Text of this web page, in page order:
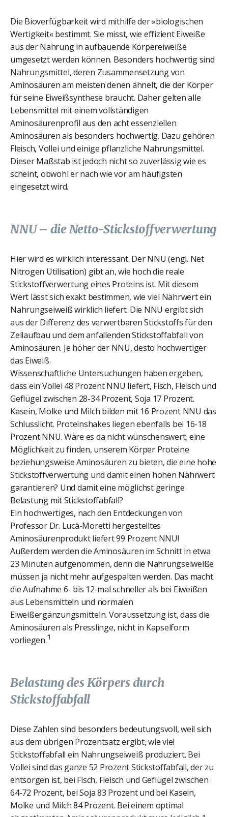
Die Bioverfügbarkeit wird mithilfe der »biologischen
Wertigkeit« bestimmt. Sie misst, wie effizient Eiweiße
aus der Nahrung in aufbauende Körpereiweiße
umgesetzt werden können. Besonders hochwertig sind
Nahrungsmittel, deren Zusammensetzung von
Aminosäuren am meisten denen ähnelt, die der Körper
für seine Eiweißsynthese braucht. Daher gelten alle
Lebensmittel mit einem vollständigen
Aminosäurenprofil aus den acht essenziellen
Aminosäuren als besonders hochwertig. Dazu gehören
Fleisch, Vollei und einige pflanzliche Nahrungsmittel.
Dieser Maßstab ist jedoch nicht so zuverlässig wie es
scheint, obwohl er nach wie vor am häufigsten
eingesetzt wird.
NNU – die Netto-Stickstoffverwertung
Hier wird es wirklich interessant. Der NNU (engl. Net
Nitrogen Utilisation) gibt an, wie hoch die reale
Stickstoffverwertung eines Proteins ist. Mit diesem
Wert lässt sich exakt bestimmen, wie viel Nährwert ein
Nahrungseiweiß wirklich liefert. Die NNU ergibt sich
aus der Differenz des verwertbaren Stickstoffs für den
Zellaufbau und dem anfallenden Stickstoffabfall von
Aminosäuren. Je höher der NNU, desto hochwertiger
das Eiweiß.
Wissenschaftliche Untersuchungen haben ergeben,
dass ein Vollei 48 Prozent NNU liefert, Fisch, Fleisch und
Geflügel zwischen 28-34 Prozent, Soja 17 Prozent.
Kasein, Molke und Milch bilden mit 16 Prozent NNU das
Schlusslicht. Proteinshakes liegen ebenfalls bei 16-18
Prozent NNU. Wäre es da nicht wünschenswert, eine
Möglichkeit zu finden, unserem Körper Proteine
beziehungsweise Aminosäuren zu bieten, die eine hohe
Stickstoffverwertung und damit einen hohen Nährwert
garantieren? Und damit eine möglichst geringe
Belastung mit Stickstoffabfall?
Ein hochwertiges, nach den Entdeckungen von
Professor Dr. Lucà-Moretti hergestelltes
Aminosäurenprodukt liefert 99 Prozent NNU!
Außerdem werden die Aminosäuren im Schnitt in etwa
23 Minuten aufgenommen, denn die Nahrungseiweiße
müssen ja nicht mehr aufgespalten werden. Das macht
die Aufnahme 6- bis 12-mal schneller als bei Eiweißen
aus Lebensmitteln und normalen
Eiweißergänzungsmitteln. Voraussetzung ist, dass die
Aminosäuren als Presslinge, nicht in Kapselform
vorliegen.1
Belastung des Körpers durch
Stickstoffabfall
Diese Zahlen sind besonders bedeutungsvoll, weil sich
aus dem übrigen Prozentsatz ergibt, wie viel
Stickstoffabfall ein Nahrungseiweiß produziert. Bei
Vollei sind das ganze 52 Prozent Stickstoffabfall, der zu
entsorgen ist, bei Fisch, Fleisch und Geflügel zwischen
64-72 Prozent, bei Soja 83 Prozent und bei Kasein,
Molke und Milch 84 Prozent. Bei einem optimal